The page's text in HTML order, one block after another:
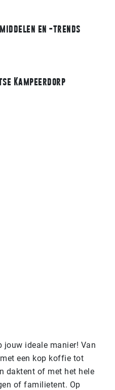
en -trends
Kampeerdorp
jouw ideale manier! Van
een kop koffie tot
daktent of met het hele
of familietent. Op